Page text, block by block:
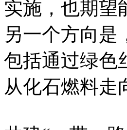
实施，也期望
另一个方向是
包括通过绿色
从化石燃料走